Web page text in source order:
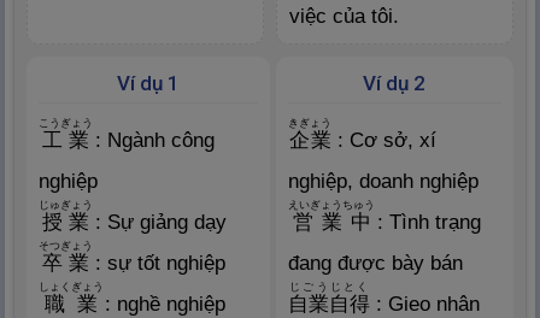
việc của tôi.
Ví dụ 1
工業
こうぎょう
: Ngành công
nghiệp
授業
じゅぎょう
: Sự giảng dạy
卒業
そつぎょう
: sự tốt nghiệp
職業
しょくぎょう
: nghề nghiệp
Ví dụ 2
企業
きぎょう
: Cơ sở, xí
nghiệp, doanh nghiệp
営
Nghĩa: Doanh nghiệp, kinh
業 中
えいぎょうちゅう
: Tình trạng
đang được bày bán
自業自得
じごうじとく
: Gieo nhân